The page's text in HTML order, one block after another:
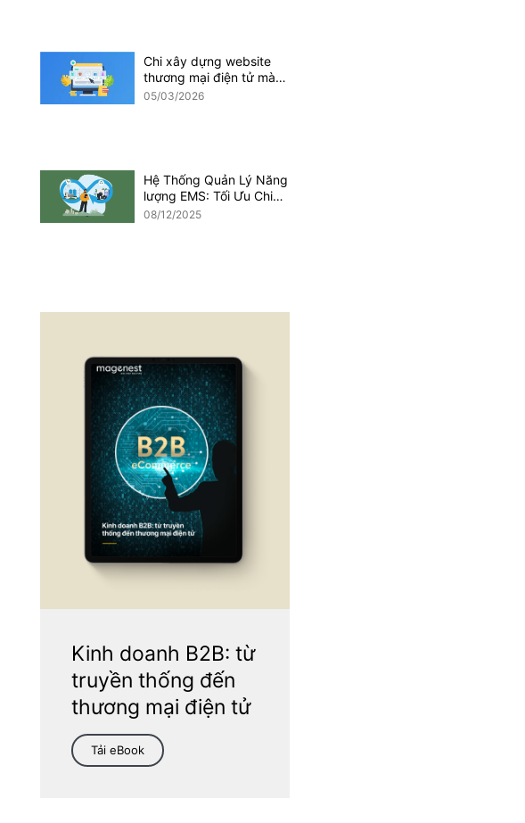
Chi xây dựng website
thương mại điện tử mà
các doanh nghiệp cần
05/03/2026
Hệ Thống Quản Lý Năng
lượng EMS: Tối Ưu Chi
Phí Trong Kỷ Nguyên
08/12/2025
Kinh doanh B2B: từ
truyền thống đến
thương mại điện tử
Tải eBook